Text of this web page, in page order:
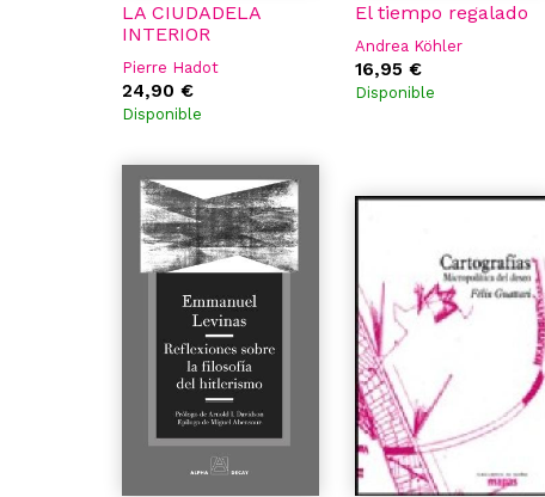
LA CIUDADELA
INTERIOR
Pierre Hadot
24,90 €
Disponible
El tiempo regalado
Andrea Köhler
16,95 €
Disponible